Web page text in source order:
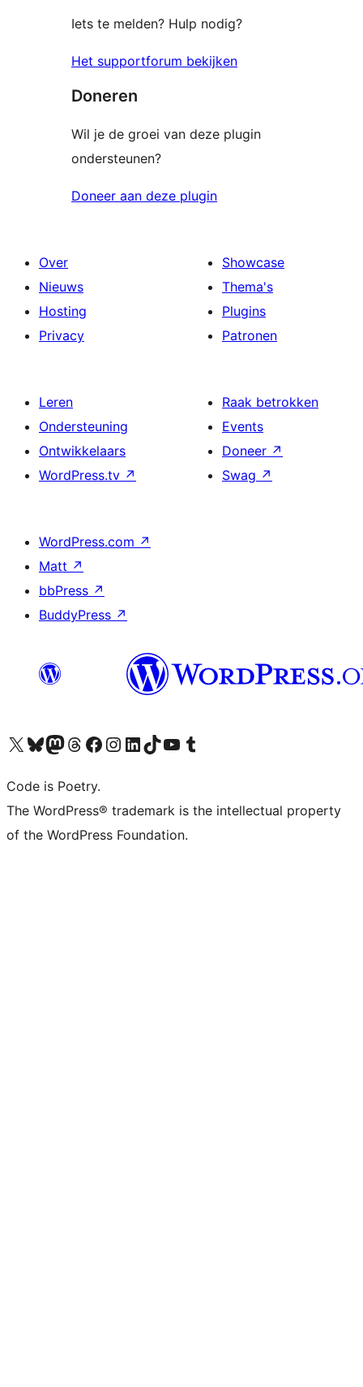
Iets te melden? Hulp nodig?
Het supportforum bekijken
Doneren
Wil je de groei van deze plugin
ondersteunen?
Doneer aan deze plugin
Over
Nieuws
Hosting
Privacy
Showcase
Thema's
Plugins
Patronen
Leren
Ondersteuning
Ontwikkelaars
WordPress.tv ↗
Raak betrokken
Events
Doneer ↗
Swag ↗
WordPress.com ↗
Matt ↗
bbPress ↗
BuddyPress ↗
Bezoek ons X (voorheen Twitter) account
Bezoek onze Bluesky account
Bezoek ons Mastodon account
Bezoek onze Threads account
Onze Facebookpagina bezoeken
Bezoek onze Instagram account
Bezoek onze LinkedIn account
Bezoek onze TikTok account
Bezoek ons YouTube kanaalBezoek onze Tumblr account
Code is Poetry.
The WordPress® trademark is the intellectual property
of the WordPress Foundation.